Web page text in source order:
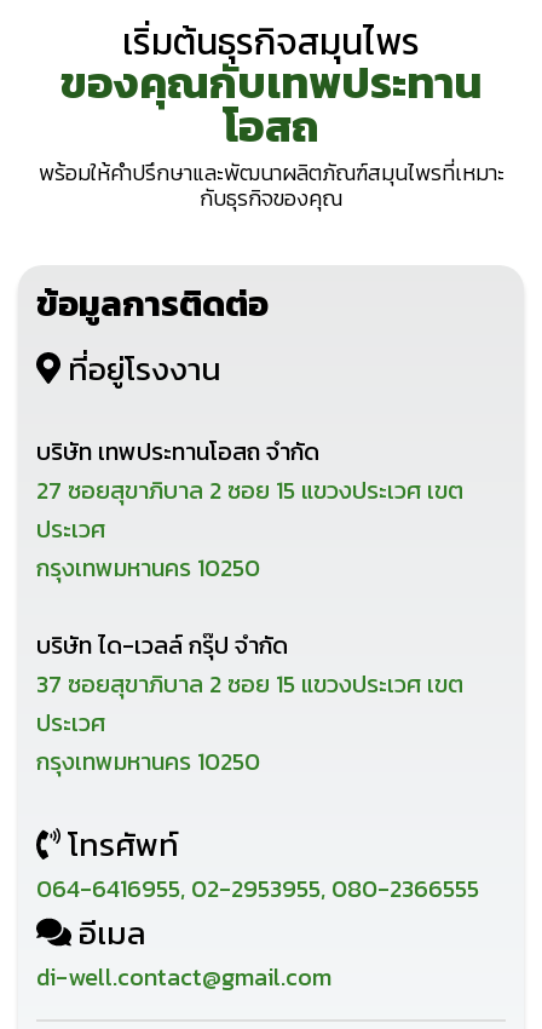
เริ่มต้นธุรกิจสมุนไพร
ของคุณกับเทพประทาน
โอสถ
พร้อมให้คำปรึกษาและพัฒนาผลิตภัณฑ์สมุนไพรที่เหมาะ
กับธุรกิจของคุณ
ข้อมูลการติดต่อ
ที่อยู่โรงงาน
บริษัท เทพประทานโอสถ จำกัด
27 ซอยสุขาภิบาล 2 ซอย 15 แขวงประเวศ เขต
ประเวศ
กรุงเทพมหานคร 10250
บริษัท ได-เวลล์ กรุ๊ป จำกัด
37 ซอยสุขาภิบาล 2 ซอย 15 แขวงประเวศ เขต
ประเวศ
กรุงเทพมหานคร 10250
โทรศัพท์
064-6416955, 02-2953955, 080-2366555
อีเมล
di-well.contact@gmail.com